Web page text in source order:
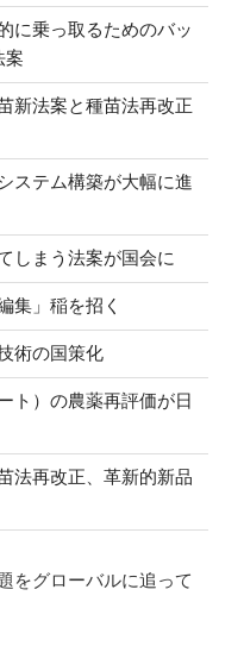
に乗っ取るためのバッ
案
新法案と種苗法再改正
ステム構築が大幅に進
しまう法案が国会に
集」稲を招く
術の国策化
ト）の農薬再評価が日
法再改正、革新的新品
をグローバルに追って